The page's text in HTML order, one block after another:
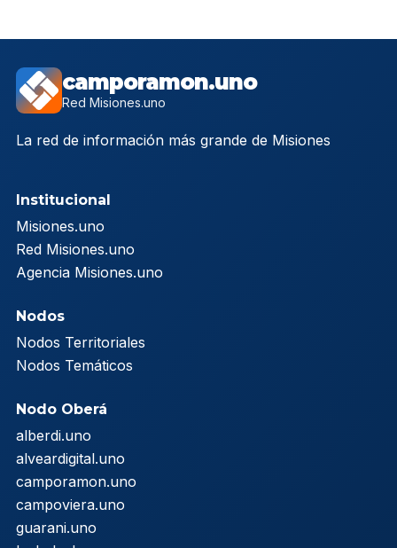
camporamon.uno
Red Misiones.uno
La red de información más grande de Misiones
Institucional
Misiones.uno
Red Misiones.uno
Agencia Misiones.uno
Nodos
Nodos Territoriales
Nodos Temáticos
Nodo Oberá
alberdi.uno
alveardigital.uno
camporamon.uno
campoviera.uno
guarani.uno